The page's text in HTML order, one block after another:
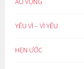
YÊU VÌ – VÌ YÊU
HẸN ƯỚC